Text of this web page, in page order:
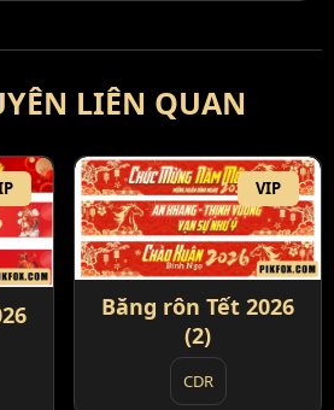
LIÊN QUAN
VIP
Băng rôn Tết 2026
(2)
CDR